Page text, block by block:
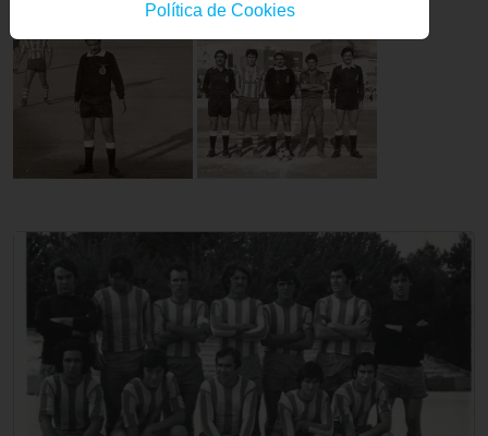
Política de Cookies